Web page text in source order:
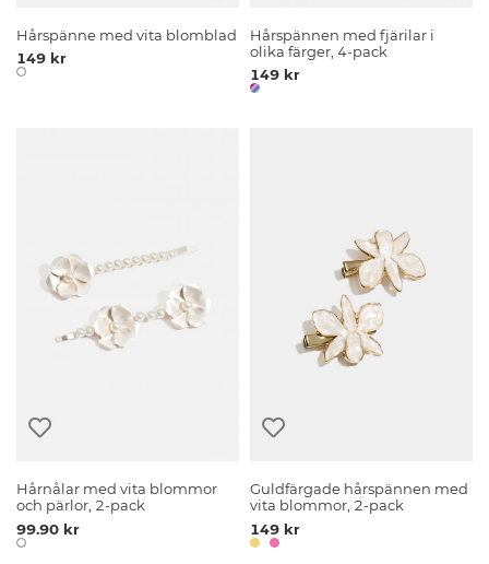
Hårspänne med vita blomblad
149 kr
Hårspännen med fjärilar i
olika färger, 4-pack
149 kr
Hårnålar med vita blommor
och pärlor, 2-pack
99.90 kr
Guldfärgade hårspännen med
vita blommor, 2-pack
149 kr